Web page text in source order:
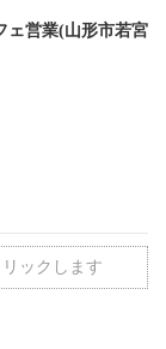
ェ営業(山形市若宮